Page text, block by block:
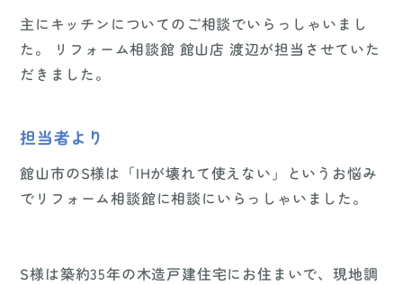
主にキッチンについてのご相談でいらっしゃいまし
た。 リフォーム相談館 館山店 渡辺が担当させていた
だきました。
担当者より
館山市のS様は「IHが壊れて使えない」というお悩み
でリフォーム相談館に相談にいらっしゃいました。
S様は築約35年の木造戸建住宅にお住まいで、現地調